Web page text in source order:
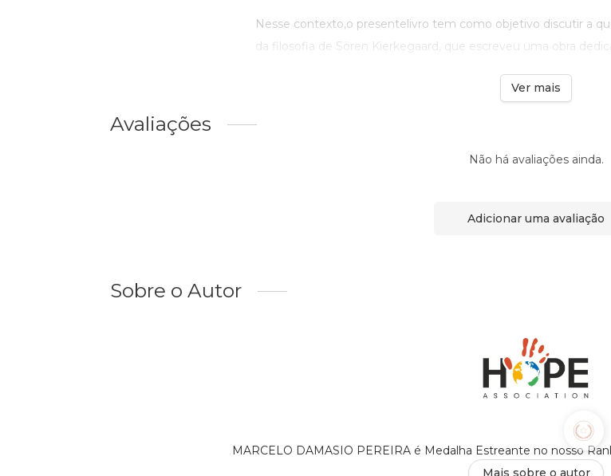
Nesse contexto,o presentelivro tem como objetivo discutir a
da filosofia de Sören Kierkegaard, que escreveu uma obra
Ver mais
Avaliações
Não há avaliações ainda.
Adicionar uma avaliação
Sobre o Autor
MARCELO DAMASIO PEREIRA é Medalha Estreante no nosso